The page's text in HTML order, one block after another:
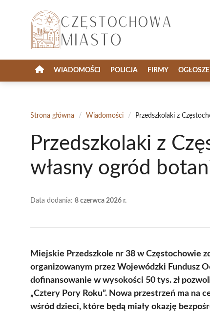
WIADOMOŚCI POLICJA FIRMY
Strona główna / Wiadomości / Przedszkolaki z
Przedszkolaki z
własny ogród
Data dodania: 8 czerwca 2026 r.
Miejskie Przedszkole nr 38 w Częstochowie
organizowanym przez Wojewódzki Fundusz
dofinansowanie w wysokości 50 tys. zł
„Cztery Pory Roku”. Nowa przestrzeń ma na
wśród dzieci, które będą miały okazję